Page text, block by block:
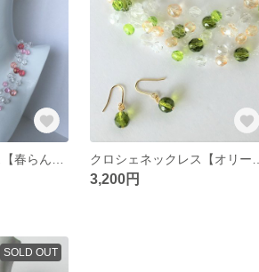
3,200円
SOLD OUT